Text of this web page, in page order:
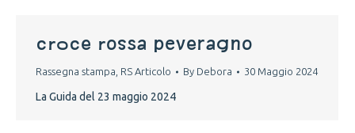
croce rossa peveragno
Rassegna stampa RS Articolo By Debora 30 Maggio 2024
La Guida del 23 maggio 2024